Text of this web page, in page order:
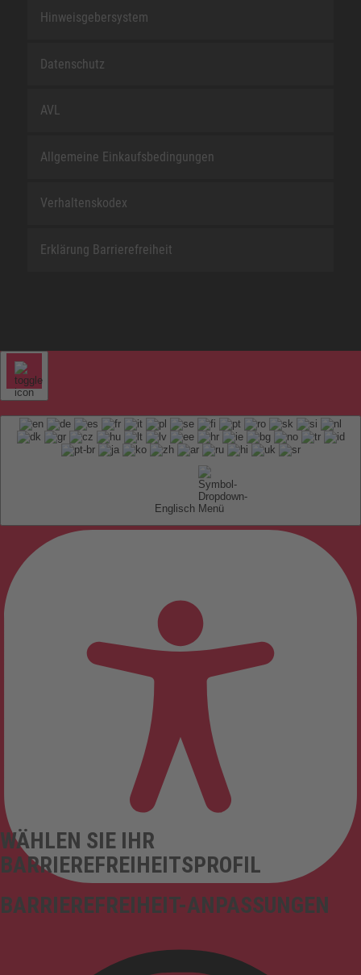
Hinweisgebersystem
Datenschutz
AVL
Allgemeine Einkaufsbedingungen
Verhaltenskodex
Erklärung Barrierefreiheit
Englisch
BARRIEREFREIHEIT-ANPASSUNGEN
WÄHLEN SIE IHR
BARRIEREFREIHEITSPROFIL